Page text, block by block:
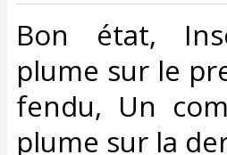
‎Bon état,
plume sur le
fendu, Un
plume sur la